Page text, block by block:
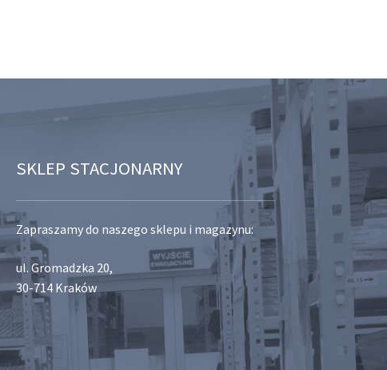
SKLEP STACJONARNY
Zapraszamy do naszego sklepu i magazynu:
ul. Gromadzka 20,
30-714 Kraków